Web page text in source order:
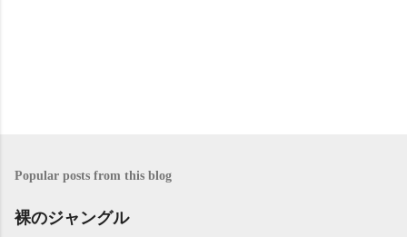
Popular posts from this blog
裸のジャングル